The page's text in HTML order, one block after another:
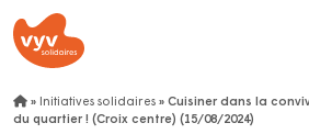
» Initiatives solidaires » Cuisiner dans la
du quartier ! (Croix centre) (15/08/2024)